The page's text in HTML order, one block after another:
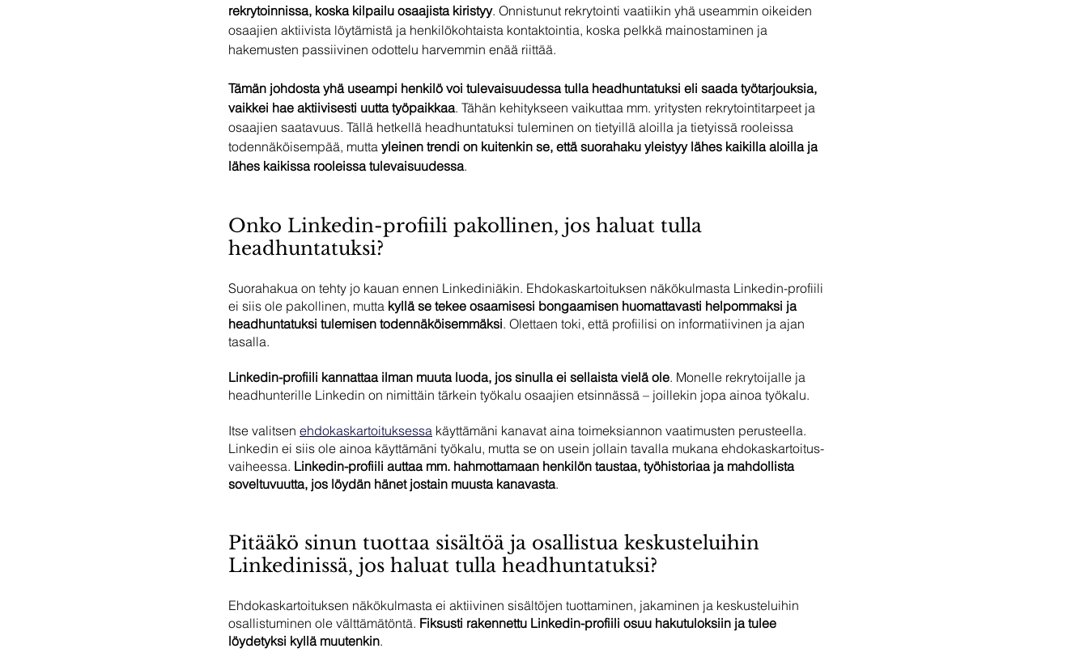
rekrytoinnissa, koska kilpailu osaajista kiristyy. Onnistunut rekrytointi vaatiikin yhä useammin oikeiden
osaajien aktiivista löytämistä ja henkilökohtaista kontaktointia, koska pelkkä mainostaminen ja
hakemusten passiivinen odottelu harvemmin enää riittää.
Tämän johdosta yhä useampi henkilö voi tulevaisuudessa tulla headhuntatuksi eli saada työtarjouksia,
vaikkei hae aktiivisesti uutta työpaikkaa. Tähän kehitykseen vaikuttaa mm. yritysten rekrytointitarpeet ja
osaajien saatavuus. Tällä hetkellä headhuntatuksi tuleminen on tietyillä aloilla ja tietyissä rooleissa
todennäköisempää, mutta yleinen trendi on kuitenkin se, että suorahaku yleistyy lähes kaikilla aloilla ja
lähes kaikissa rooleissa tulevaisuudessa.
Onko Linkedin-profiili pakollinen, jos haluat tulla
headhuntatuksi?
Suorahakua on tehty jo kauan ennen Linkediniäkin. Ehdokaskartoituksen näkökulmasta Linkedin-profiili
ei siis ole pakollinen, mutta kyllä se tekee osaamisesi bongaamisen huomattavasti helpommaksi ja
headhuntatuksi tulemisen todennäköisemmäksi. Olettaen toki, että profiilisi on informatiivinen ja ajan
tasalla.
Linkedin-profiili kannattaa ilman muuta luoda, jos sinulla ei sellaista vielä ole. Monelle rekrytoijalle ja
headhunterille Linkedin on nimittäin tärkein työkalu osaajien etsinnässä – joillekin jopa ainoa työkalu.
Itse valitsen ehdokaskartoituksessa käyttämäni kanavat aina toimeksiannon vaatimusten perusteella.
Linkedin ei siis ole ainoa käyttämäni työkalu, mutta se on usein jollain tavalla mukana ehdokaskartoitus-
vaiheessa. Linkedin-profiili auttaa mm. hahmottamaan henkilön taustaa, työhistoriaa ja mahdollista
soveltuvuutta, jos löydän hänet jostain muusta kanavasta.
Pitääkö sinun tuottaa sisältöä ja osallistua keskusteluihin
Linkedinissä, jos haluat tulla headhuntatuksi?
Ehdokaskartoituksen näkökulmasta ei aktiivinen sisältöjen tuottaminen, jakaminen ja keskusteluihin
osallistuminen ole välttämätöntä. Fiksusti rakennettu Linkedin-profiili osuu hakutuloksiin ja tulee
löydetyksi kyllä muutenkin.